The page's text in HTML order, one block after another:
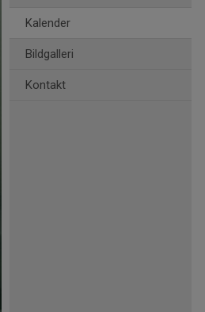
Kalender
Bildgalleri
Kontakt